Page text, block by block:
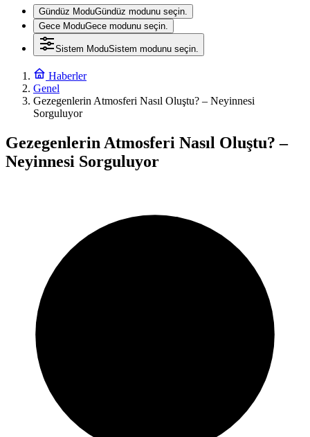
Gündüz ModuGündüz modunu seçin.
Gece ModuGece modunu seçin.
Sistem ModuSistem modunu seçin.
Haberler
Genel
Gezegenlerin Atmosferi Nasıl Oluştu? – Neyinnesi
Sorguluyor
Gezegenlerin Atmosferi Nasıl Oluştu? –
Neyinnesi Sorguluyor